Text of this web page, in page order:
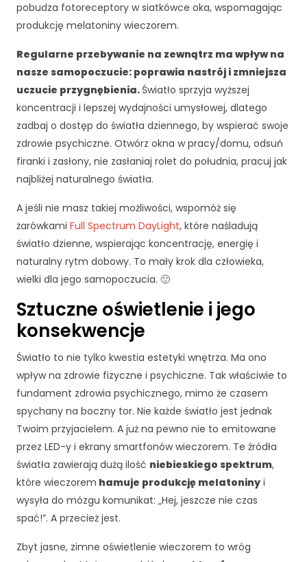
pobudza fotoreceptory w siatkówce oka, wspomagając
produkcję melatoniny wieczorem.
Regularne przebywanie na zewnątrz ma wpływ na
nasze samopoczucie: poprawia nastrój i zmniejsza
uczucie przygnębienia. Światło sprzyja wyższej
koncentracji i lepszej wydajności umysłowej, dlatego
zadbaj o dostęp do światła dziennego, by wspierać swoje
zdrowie psychiczne. Otwórz okna w pracy/domu, odsuń
firanki i zasłony, nie zasłaniaj rolet do południa, pracuj jak
najbliżej naturalnego światła.
A jeśli nie masz takiej możliwości, wspomóż się
żarówkami Full Spectrum DayLight, które naśladują
światło dzienne, wspierając koncentrację, energię i
naturalny rytm dobowy. To mały krok dla człowieka,
wielki dla jego samopoczucia. 🙂
Sztuczne oświetlenie i jego
konsekwencje
Światło to nie tylko kwestia estetyki wnętrza. Ma ono
wpływ na zdrowie fizyczne i psychiczne. Tak właściwie to
fundament zdrowia psychicznego, mimo że czasem
spychany na boczny tor. Nie każde światło jest jednak
Twoim przyjacielem. A już na pewno nie to emitowane
przez LED-y i ekrany smartfonów wieczorem. Te źródła
światła zawierają dużą ilość niebieskiego spektrum,
które wieczorem hamuje produkcję melatoniny i
wysyła do mózgu komunikat: „Hej, jeszcze nie czas
spać!”. A przecież jest.
Zbyt jasne, zimne oświetlenie wieczorem to wróg